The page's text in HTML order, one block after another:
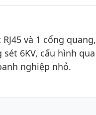
và 1 cổng quang,
6KV, cấu hình qua
nghiệp nhỏ.